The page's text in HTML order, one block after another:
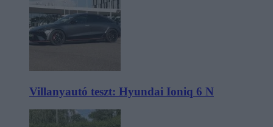
Villanyautó teszt: Hyundai Ioniq 6 N